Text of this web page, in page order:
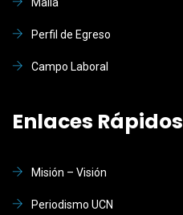
Perfil de Egreso
Campo Laboral
Enlaces Rápidos
Misión – Visión
Periodismo UCN